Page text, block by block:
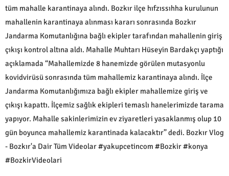
tüm mahalle karantinaya alındı. Bozkır ilçe hıfzıssıhha kurulunun
mahallenin karantinaya alınması kararı sonrasında Bozkır
Jandarma Komutanlığına bağlı ekipler tarafından mahallenin giriş
çıkışı kontrol altına aldı. Mahalle Muhtarı Hüseyin Bardakçı yaptığı
açıklamada “Mahallemizde 8 hanemizde görülen mutasyonlu
kovidvirüsü sonrasında tüm mahallemiz karantinaya alındı. İlçe
Jandarma Komutanlığımıza bağlı ekipler mahallemize giriş ve
çıkışı kapattı. İlçemiz sağlık ekipleri temaslı hanelerimizde tarama
yapıyor. Mahalle sakinlerimizin ev ziyaretleri yasaklanmış olup 10
gün boyunca mahallemiz karantinada kalacaktır” dedi. Bozkır Vlog
- Bozkır'a Dair Tüm Videolar #yakupcetincom #Bozkir #konya
#BozkirVideolari